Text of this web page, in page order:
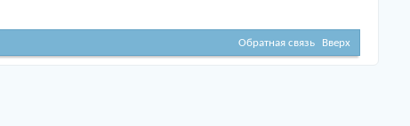
Обратная связь Вверх